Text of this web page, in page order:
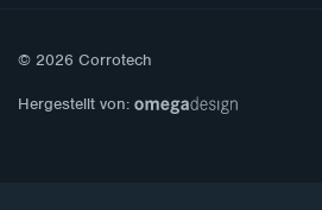
© 2026 Corrotech
Hergestellt von: